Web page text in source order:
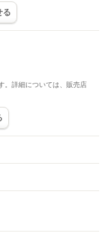
る
。詳細については、販売店